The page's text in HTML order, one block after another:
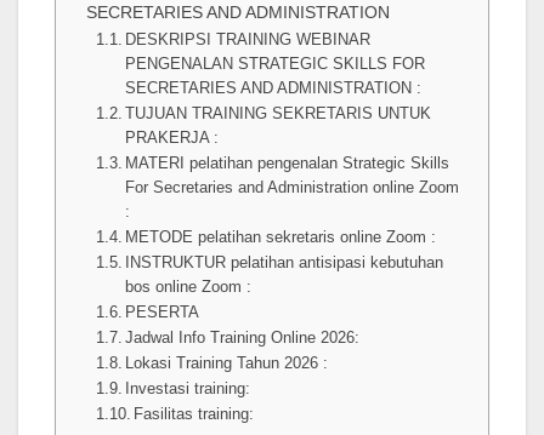
SECRETARIES AND ADMINISTRATION
DESKRIPSI TRAINING WEBINAR
PENGENALAN STRATEGIC SKILLS FOR
SECRETARIES AND ADMINISTRATION :
TUJUAN TRAINING SEKRETARIS UNTUK
PRAKERJA :
MATERI pelatihan pengenalan Strategic Skills
For Secretaries and Administration online Zoom
:
METODE pelatihan sekretaris online Zoom :
INSTRUKTUR pelatihan antisipasi kebutuhan
bos online Zoom :
PESERTA
Jadwal Info Training Online 2026:
Lokasi Training Tahun 2026 :
Investasi training:
Fasilitas training: